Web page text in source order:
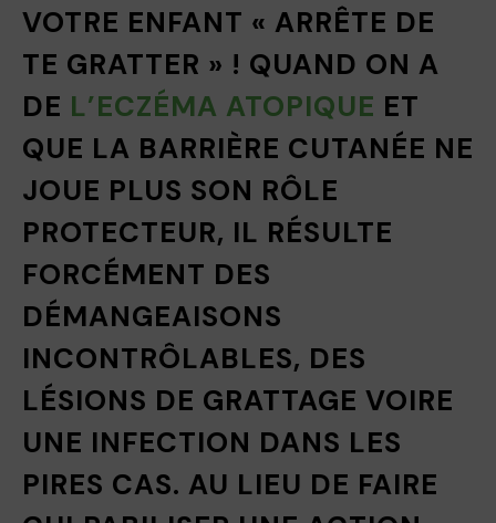
VOTRE ENFANT « ARRÊTE DE
TE GRATTER » ! QUAND ON A
DE L’ECZÉMA ATOPIQUE ET
QUE LA BARRIÈRE CUTANÉE NE
JOUE PLUS SON RÔLE
PROTECTEUR, IL RÉSULTE
FORCÉMENT DES
DÉMANGEAISONS
INCONTRÔLABLES, DES
LÉSIONS DE GRATTAGE VOIRE
UNE INFECTION DANS LES
PIRES CAS. AU LIEU DE FAIRE